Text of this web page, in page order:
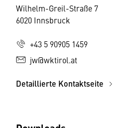
Wilhelm-Greil-Straße 7
6020 Innsbruck
+43 5 90905 1459
jw@wktirol.at
Detaillierte Kontaktseite